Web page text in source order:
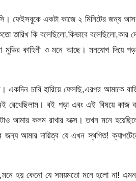
ফেইসবুকে একটা কাজে ২ মিনিটের জন্য
তারিখ কি বলেছিলো,কিভাবে বলেছিলো,কার
মুভির কাহিনী ও মনে আছে। মনযোগ দিয়ে
একদিন চাবি হারিয়ে ফেলছি,এরপর আমাকে
রেখেছিলাম। বই পড়া এবং এই বিষয়ে কাজ
আমার কলম রাখার বক্সে। তখন মনে
আমার দায়িত্ব যে এখন স্থগিত!
হয় কেনো যে সময়মতো মনে হলো না!